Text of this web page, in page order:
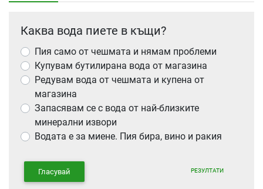
Каква вода пиете в къщи?
Пия само от чешмата и нямам проблеми
Купувам бутилирана вода от магазина
Редувам вода от чешмата и купена от
магазина
Запасявам се с вода от най-близките
минерални извори
Водата е за миене. Пия бира, вино и ракия
Гласувай РЕЗУЛТАТИ